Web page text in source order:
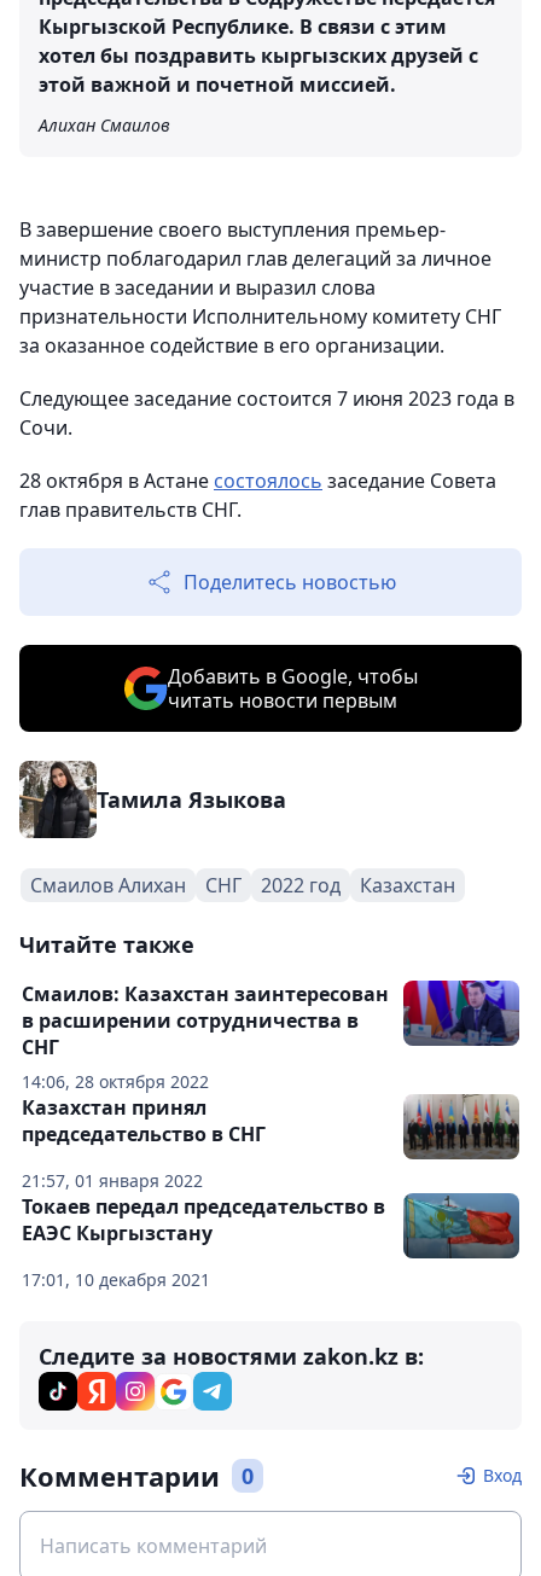
Кыргызской Республике. В связи с этим
хотел бы поздравить кыргызских друзей с
этой важной и почетной миссией.
Алихан Смаилов
В завершение своего выступления премьер-
министр поблагодарил глав делегаций за личное
участие в заседании и выразил слова
признательности Исполнительному комитету СНГ
за оказанное содействие в его организации.
Следующее заседание состоится 7 июня 2023 года в
Сочи.
28 октября в Астане состоялось заседание Совета
глав правительств СНГ.
Поделитесь новостью
Добавить в Google, чтобы
читать новости первым
Тамила Языкова
Смаилов Алихан СНГ 2022 год Казахстан
Читайте также
14:06, 28 октября 2022
Смаилов: Казахстан заинтересован
в расширении сотрудничества в
СНГ
21:57, 01 января 2022
Казахстан принял
председательство в СНГ
17:01, 10 декабря 2021
Токаев передал председательство в
ЕАЭС Кыргызстану
Следите за новостями zakon.kz в:
Комментарии 0 Вход